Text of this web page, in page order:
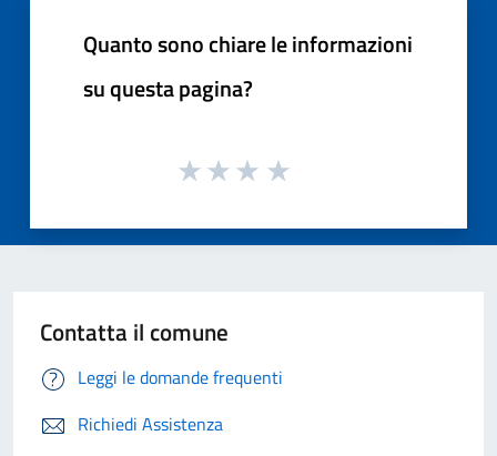
Quanto sono chiare le informazioni
su questa pagina?
Contatta il comune
Leggi le domande frequenti
Richiedi Assistenza